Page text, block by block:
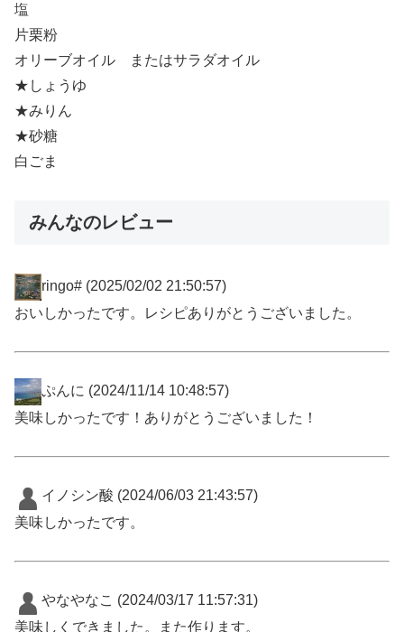
塩
片栗粉
オリーブオイル またはサラダオイル
★しょうゆ
★みりん
★砂糖
白ごま
みんなのレビュー
ringo# (2025/02/02 21:50:57)
おいしかったです。レシピありがとうございました。
ぷんに (2024/11/14 10:48:57)
美味しかったです！ありがとうございました！
イノシン酸 (2024/06/03 21:43:57)
美味しかったです。
やなやなこ (2024/03/17 11:57:31)
美味しくできました。また作ります。